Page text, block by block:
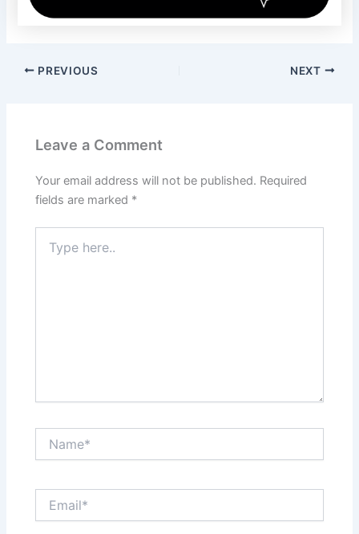
PREVIOUS NEXT
Leave a Comment
Your email address will not be published. Required
fields are marked *
here..